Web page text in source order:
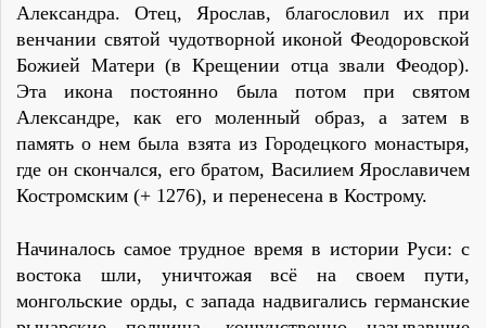
Александра. Отец, Ярослав, благословил их при
венчании святой чудотворной иконой Феодоровской
Божией Матери (в Крещении отца звали Феодор).
Эта икона постоянно была потом при святом
Александре, как его моленный образ, а затем в
память о нем была взята из Городецкого монастыря,
где он скончался, его братом, Василием Ярославичем
Костромским (+ 1276), и перенесена в Кострому.
Начиналось самое трудное время в истории Руси: с
востока шли, уничтожая всё на своем пути,
монгольские орды, с запада надвигались германские